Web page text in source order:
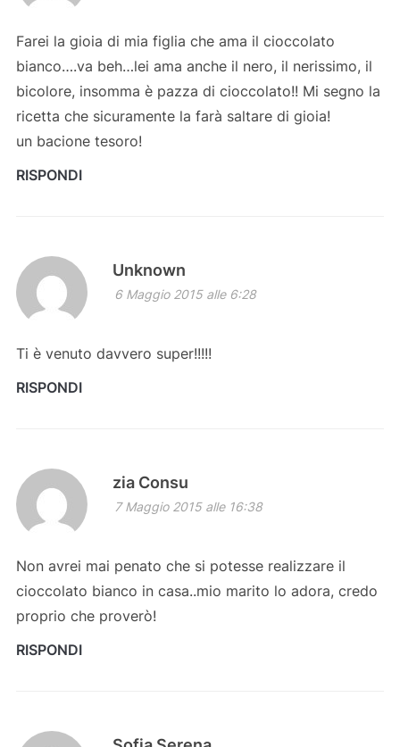
Farei la gioia di mia figlia che ama il cioccolato
bianco….va beh…lei ama anche il nero, il nerissimo, il
bicolore, insomma è pazza di cioccolato!! Mi segno la
ricetta che sicuramente la farà saltare di gioia!
un bacione tesoro!
RISPONDI
Unknown
6 Maggio 2015 alle 6:28
Ti è venuto davvero super!!!!!
RISPONDI
zia Consu
7 Maggio 2015 alle 16:38
Non avrei mai penato che si potesse realizzare il
cioccolato bianco in casa..mio marito lo adora, credo
proprio che proverò!
RISPONDI